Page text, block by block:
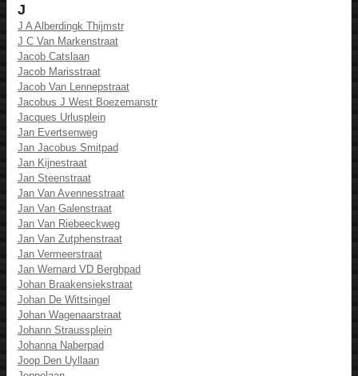
J
J A Alberdingk Thijmstr
J C Van Markenstraat
Jacob Catslaan
Jacob Marisstraat
Jacob Van Lennepstraat
Jacobus J West Boezemanstr
Jacques Urlusplein
Jan Evertsenweg
Jan Jacobus Smitpad
Jan Kijnestraat
Jan Steenstraat
Jan Van Avennesstraat
Jan Van Galenstraat
Jan Van Riebeeckweg
Jan Van Zutphenstraat
Jan Vermeerstraat
Jan Wernard VD Berghpad
Johan Braakensiekstraat
Johan De Wittsingel
Johan Wagenaarstraat
Johann Straussplein
Johanna Naberpad
Joop Den Uyllaan